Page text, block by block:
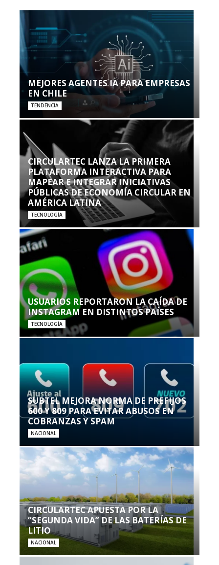
MEJORES AGENTES IA PARA EMPRESAS
EN CHILE
TENDENCIA
CIRCULARTEC LANZA LA PRIMERA
PLATAFORMA INTERACTIVA PARA
MAPEAR E INTEGRAR INICIATIVAS
PÚBLICAS DE ECONOMÍA CIRCULAR EN
AMÉRICA LATINA
TECNOLOGÍA
USUARIOS REPORTARON LA CAÍDA DE
INSTAGRAM EN DISTINTOS PAÍSES
TECNOLOGÍA
SUBTEL MEJORA NORMA DE PREFIJOS
600 Y 809 PARA EVITAR ABUSOS EN
COBRANZAS Y SPAM
NACIONAL
CIRCULARTEC APUESTA POR LA
“SEGUNDA VIDA” DE LAS BATERÍAS DE
LITIO
NACIONAL